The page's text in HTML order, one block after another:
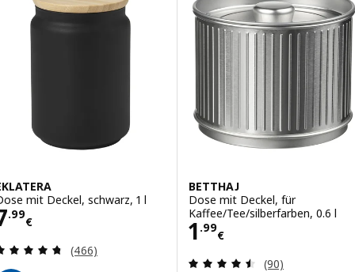
mit Deckel, schwarz, 1 l
.99
€ 7.99€
Bewertungen: 4.7 von 5 Sternen. Bewertungen
(466)
BETTHAJ
Dose mit Deckel, für
Kaffee/Tee/silberfarben, 0.6 l
1 .99
€
Preis 1.99€
Bewertungen:
(90)